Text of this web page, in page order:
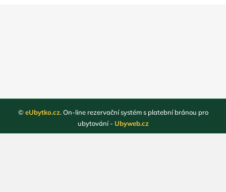
© eUbytko.cz. On-line rezervační systém s platební bránou pro
ubytování - Ubyweb.cz